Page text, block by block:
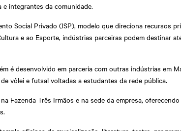
e integrantes da comunidade.
Social Privado (ISP), modelo que direciona recursos
e ao Esporte, indústrias parceiras podem destinar
é desenvolvido em parceria com outras indústrias em
vôlei e futsal voltadas a estudantes da rede pública.
Fazenda Três Irmãos e na sede da empresa,